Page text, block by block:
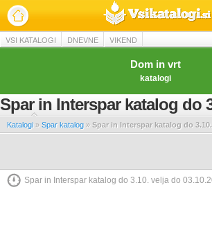
VSI KATALOGI DNEVNE VIKEND
Dom in vrt
katalogi
Spar in Interspar katalog do
Katalogi » Spar katalog » Spar in Interspar katalog do 3.10.
Spar in Interspar katalog do 3.10. velja do